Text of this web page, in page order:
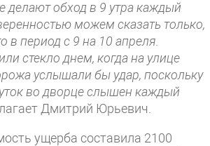
обход в 9 утра каждый
можем сказать только,
в период с 9 на 10 апреля.
стекло днем, когда на улице
услышали бы удар, поскольку
во дворце слышен каждый
Дмитрий Юрьевич.
ущерба составила 2100